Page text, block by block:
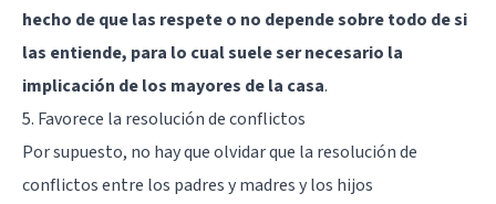
hecho de que las respete o no depende sobre todo de si
las entiende, para lo cual suele ser necesario la
implicación de los mayores de la casa.
5. Favorece la resolución de conflictos
Por supuesto, no hay que olvidar que la resolución de
conflictos entre los padres y madres y los hijos